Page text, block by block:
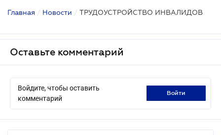
Главная / Новости / ТРУДОУСТРОЙСТВО ИНВАЛИДОВ
Оставьте комментарий
Войдите, чтобы оставить
комментарий
войти